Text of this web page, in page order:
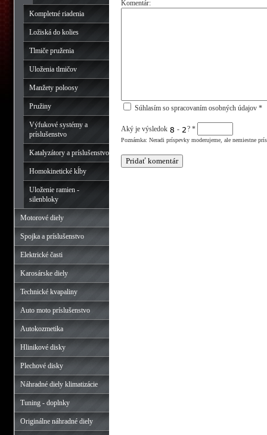
Kompletné riadenia
Ložiská do kolies
Tlmiče pruženia
Uloženia tlmičov
Manžety poloosy
Pružiny
Výfukové systémy a
príslušenstvo
Katalyzátory a príslušenstvo
Homokinetické kĺby
Uloženie ramien -
silenbloky
Motorové diely
Spojka a príslušenstvo
Elektrické časti
Karosárske diely
Technické kvapaliny
Auto moto príslušenstvo
Autokozmetika
Hlinikové disky
Plechové disky
Náhradné diely klimatizácie
Tuning - doplnky
Originálne náhradné diely
Komentár:
Súhlasím so spracovaním osobných údajov *
Aký je výsledok - ? *
Poznámka: Neradi príspevky moderujeme, ale nemiestne